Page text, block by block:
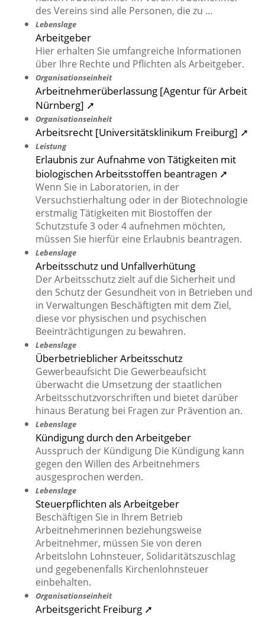
des Vereins sind alle Personen, die zu …
Lebenslage
Arbeitgeber
Hier erhalten Sie umfangreiche Informationen
über Ihre Rechte und Pflichten als Arbeitgeber.
Organisationseinheit
Arbeitnehmerüberlassung [Agentur für Arbeit
Nürnberg] ➚
Organisationseinheit
Arbeitsrecht [Universitätsklinikum Freiburg] ➚
Leistung
Erlaubnis zur Aufnahme von Tätigkeiten mit
biologischen Arbeitsstoffen beantragen ➚
Wenn Sie in Laboratorien, in der
Versuchstierhaltung oder in der Biotechnologie
erstmalig Tätigkeiten mit Biostoffen der
Schutzstufe 3 oder 4 aufnehmen möchten,
müssen Sie hierfür eine Erlaubnis beantragen.
Lebenslage
Arbeitsschutz und Unfallverhütung
Der Arbeitsschutz zielt auf die Sicherheit und
den Schutz der Gesundheit von in Betrieben und
in Verwaltungen Beschäftigten mit dem Ziel,
diese vor physischen und psychischen
Beeinträchtigungen zu bewahren.
Lebenslage
Überbetrieblicher Arbeitsschutz
Gewerbeaufsicht Die Gewerbeaufsicht
überwacht die Umsetzung der staatlichen
Arbeitsschutzvorschriften und bietet darüber
hinaus Beratung bei Fragen zur Prävention an.
Lebenslage
Kündigung durch den Arbeitgeber
Ausspruch der Kündigung Die Kündigung kann
gegen den Willen des Arbeitnehmers
ausgesprochen werden.
Lebenslage
Steuerpflichten als Arbeitgeber
Beschäftigen Sie in Ihrem Betrieb
Arbeitnehmerinnen beziehungsweise
Arbeitnehmer, müssen Sie von deren
Arbeitslohn Lohnsteuer, Solidaritätszuschlag
und gegebenenfalls Kirchenlohnsteuer
einbehalten.
Organisationseinheit
Arbeitsgericht Freiburg ➚